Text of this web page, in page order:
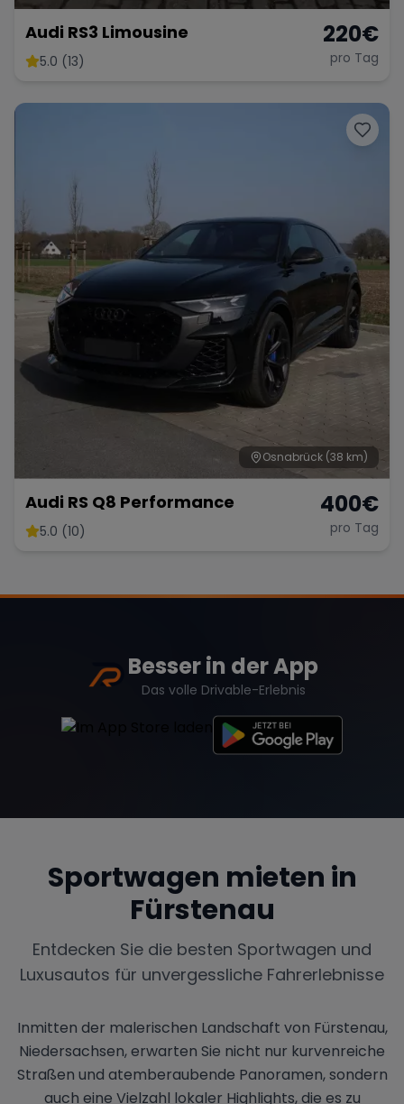
Audi RS3 Limousine
5.0 (13)
220€
pro Tag
Osnabrück (38 km)
Audi RS Q8 Performance
5.0 (10)
400€
pro Tag
Besser in der App
Das volle Drivable-Erlebnis
Sportwagen mieten in
Fürstenau
Entdecken Sie die besten Sportwagen und
Luxusautos für unvergessliche Fahrerlebnisse
Inmitten der malerischen Landschaft von Fürstenau,
Niedersachsen, erwarten Sie nicht nur kurvenreiche
Straßen und atemberaubende Panoramen, sondern
auch eine Vielzahl lokaler Highlights, die es zu